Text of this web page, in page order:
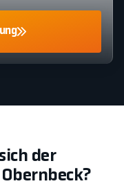
der